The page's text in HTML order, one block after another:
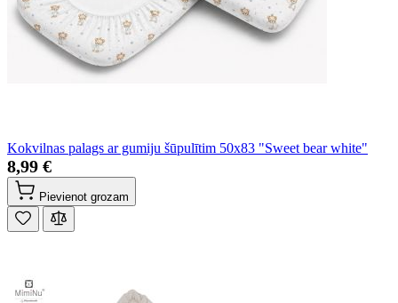
Kokvilnas palags ar gumiju šūpulītim 50x83 "Sweet bear white"
8,99 €
Pievienot grozam